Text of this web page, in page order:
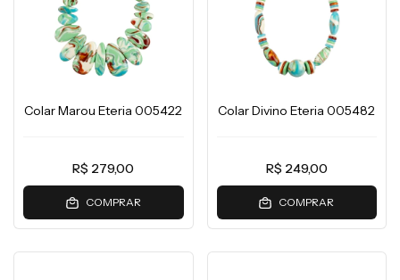
Colar Marou Eteria 005422
R$ 279,00
COMPRAR
Colar Divino Eteria 005482
R$ 249,00
COMPRAR